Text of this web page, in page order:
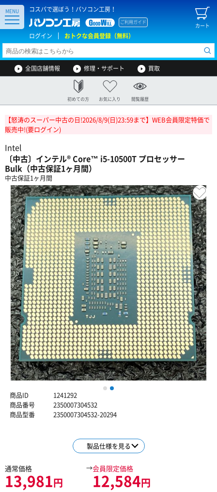
コスパで選ぼう！パソコン工房！
カート
ご利用ガイド
ログイン おトクな会員登録（無料）
MENU
全国店舗情報 修理・サポート 買取
初めての方 お気に入り 閲覧履歴
【怒涛のスーパー中古の日!2026/8/9(日)23:59まで】WEB会員限定特価で
販売中!(要ログイン)
Intel
〔中古〕インテル® Core™ i5-10500T プロセッサー
Bulk（中古保証1ヶ月間）
中古保証1ヶ月間
1
商品ID
1241292
商品番号
2350007304532
商品型番
2350007304532-20294
製品仕様を見る
通常価格
13,981円
→会員限定価格
12,584円